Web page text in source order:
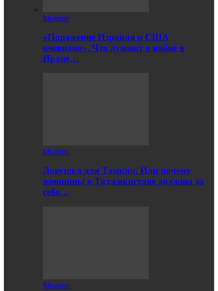
Мнение
«Поражение Израиля и США
очевидно». Что думают о войне в
Иране…
Мнение
Ловушка для Тамкин. Или почему
женщины в Таджикистане должны за
себя…
Мнение